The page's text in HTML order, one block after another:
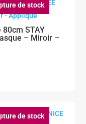
de stock
STAY
– Miroir –
de stock